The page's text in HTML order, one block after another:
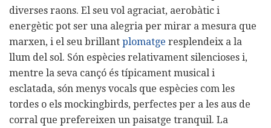
diverses raons. El seu vol agraciat, aerobàtic i
energètic pot ser una alegria per mirar a mesura que
marxen, i el seu brillant plomatge resplendeix a la
llum del sol. Són espècies relativament silencioses i,
mentre la seva cançó és típicament musical i
esclatada, són menys vocals que espècies com les
tordes o els mockingbirds, perfectes per a les aus de
corral que prefereixen un paisatge tranquil. La